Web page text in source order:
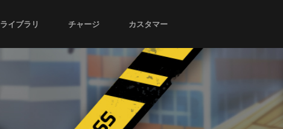
ライブラリ チャージ カスタマー